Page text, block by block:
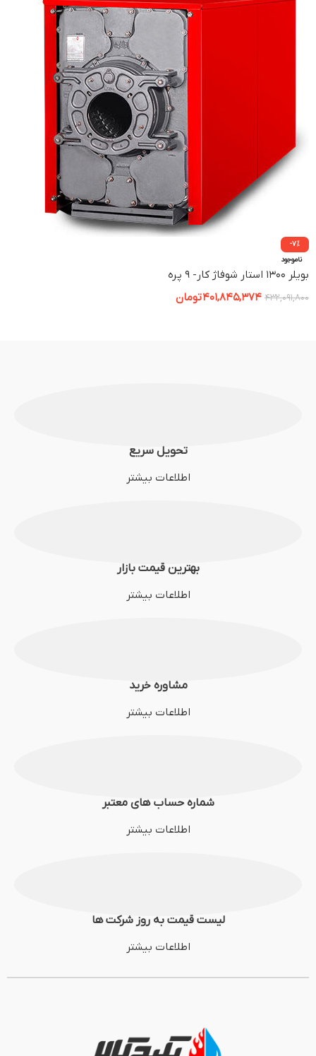
-7%
ناموجود
بویلر ۱۳۰۰ استار شوفاژ کار- ۹ پره
432,091,800
401,845,374تومان
تحویل سریع
اطلاعات بیشتر
بهترین قیمت بازار
اطلاعات بیشتر
مشاوره خرید
اطلاعات بیشتر
شماره حساب های معتبر
اطلاعات بیشتر
لیست قیمت به روز شرکت ها
اطلاعات بیشتر